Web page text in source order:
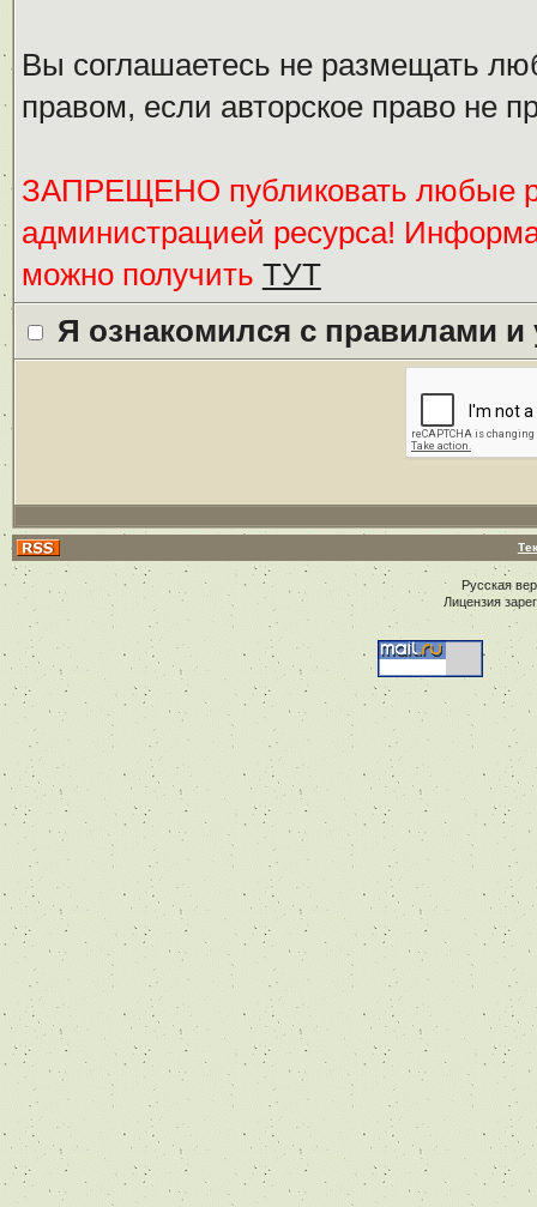
Вы соглашаетесь не размещать
правом, если авторское право не
ЗАПРЕЩЕНО публиковать любые
администрацией ресурса!
можно получить ТУТ
Я ознакомился с правилами
Русская
Лицензия